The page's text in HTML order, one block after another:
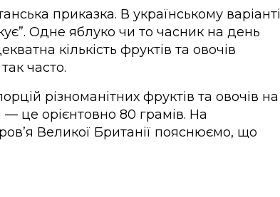
приказка. В українському варіанті
Одне яблуко чи то часник на день
кількість фруктів та овочів
часто.
різноманітних фруктів та овочів на
це орієнтовно 80 грамів. На
Великої Британії пояснюємо, що